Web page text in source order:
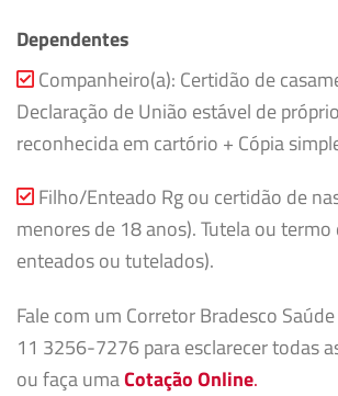
Dependentes
Companheiro(a): Certidão de
Declaração de União estável de
reconhecida em cartório + Cópia
Filho/Enteado Rg ou certidão de
menores de 18 anos). Tutela ou
enteados ou tutelados).
Fale com um Corretor Bradesco
11 3256-7276 para esclarecer todas
ou faça umaCotação Online.